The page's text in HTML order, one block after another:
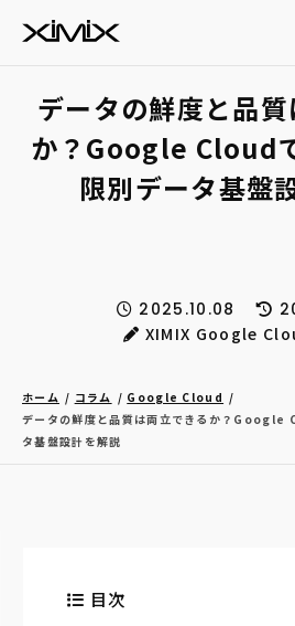
データの鮮度と品
か？Google Cloud
限別データ基盤
2025.10.08
XIMIX Google
ホーム コラム
Google Cloud
データの鮮度と品質は両立できるか？Google
タ基盤設計を解説
目次